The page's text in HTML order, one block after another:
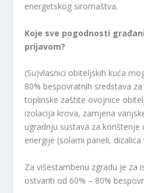
energetskog siromaštva.
Koje sve pogodnosti
prijavom?
(Su)vlasnici obiteljskih kuća
80% bespovratnih sredstava
toplinske zaštite ovojnice
izolacija krova, zamjena
ugradnju sustava za korištenje
energije (solarni paneli, dizalica
Za višestambenu zgradu je za
ostvariti od 60% – 80%